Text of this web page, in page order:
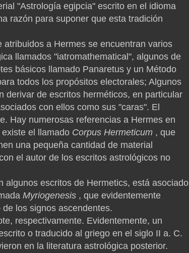
"Astrología egipcia" escrito en el idioma
razón para suponer que esta tradición
a Hermes se encuentran varios
llamados "iatromathematical", algunos de
básicos llamado Panaretus y un Método
todos los propósitos electorales; Algunos
derivar de escritos herméticos, en particular
con ellos como sus "caras". El
Hay numerosas referencias a Hermes en
existe el llamado Corpus Hermeticum , que
una pequeña cantidad de material
el autor de los escritos astrológicos no
escritos de Hermetics, está asociado
Myriogenesis , que evidentemente
los signos ascendentes.
respectivamente. Evidentemente, un
o traducido al griego en el siglo II a. C.
en la literatura astrológica posterior.